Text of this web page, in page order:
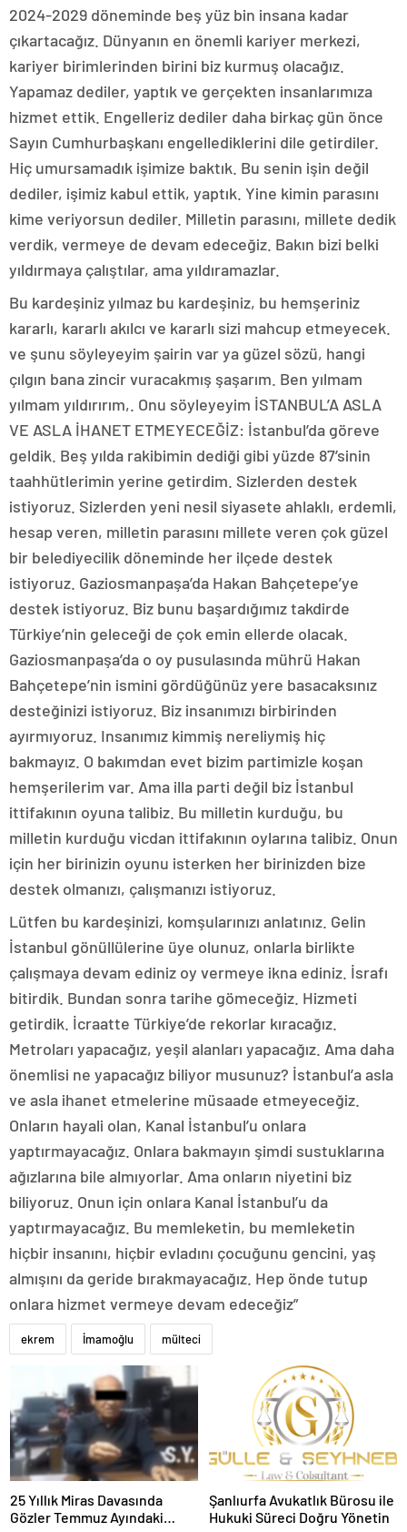
2024-2029 döneminde beş yüz bin insana kadar
çıkartacağız. Dünyanın en önemli kariyer merkezi,
kariyer birimlerinden birini biz kurmuş olacağız.
Yapamaz dediler, yaptık ve gerçekten insanlarımıza
hizmet ettik. Engelleriz dediler daha birkaç gün önce
Sayın Cumhurbaşkanı engellediklerini dile getirdiler.
Hiç umursamadık işimize baktık. Bu senin işin değil
dediler, işimiz kabul ettik, yaptık. Yine kimin parasını
kime veriyorsun dediler. Milletin parasını, millete dedik
verdik, vermeye de devam edeceğiz. Bakın bizi belki
yıldırmaya çalıştılar, ama yıldıramazlar.
Bu kardeşiniz yılmaz bu kardeşiniz, bu hemşeriniz
kararlı, kararlı akılcı ve kararlı sizi mahcup etmeyecek.
ve şunu söyleyeyim şairin var ya güzel sözü, hangi
çılgın bana zincir vuracakmış şaşarım. Ben yılmam
yılmam yıldırırım,. Onu söyleyeyim İSTANBUL’A ASLA
VE ASLA İHANET ETMEYECEĞİZ: İstanbul’da göreve
geldik. Beş yılda rakibimin dediği gibi yüzde 87’sinin
taahhütlerimin yerine getirdim. Sizlerden destek
istiyoruz. Sizlerden yeni nesil siyasete ahlaklı, erdemli,
hesap veren, milletin parasını millete veren çok güzel
bir belediyecilik döneminde her ilçede destek
istiyoruz. Gaziosmanpaşa’da Hakan Bahçetepe’ye
destek istiyoruz. Biz bunu başardığımız takdirde
Türkiye’nin geleceği de çok emin ellerde olacak.
Gaziosmanpaşa’da o oy pusulasında mührü Hakan
Bahçetepe’nin ismini gördüğünüz yere basacaksınız
desteğinizi istiyoruz. Biz insanımızı birbirinden
ayırmıyoruz. Insanımız kimmiş nereliymiş hiç
bakmayız. O bakımdan evet bizim partimizle koşan
hemşerilerim var. Ama illa parti değil biz İstanbul
ittifakının oyuna talibiz. Bu milletin kurduğu, bu
milletin kurduğu vicdan ittifakının oylarına talibiz. Onun
için her birinizin oyunu isterken her birinizden bize
destek olmanızı, çalışmanızı istiyoruz.
Lütfen bu kardeşinizi, komşularınızı anlatınız. Gelin
İstanbul gönüllülerine üye olunuz, onlarla birlikte
çalışmaya devam ediniz oy vermeye ikna ediniz. İsrafı
bitirdik. Bundan sonra tarihe gömeceğiz. Hizmeti
getirdik. İcraatte Türkiye’de rekorlar kıracağız.
Metroları yapacağız, yeşil alanları yapacağız. Ama daha
önemlisi ne yapacağız biliyor musunuz? İstanbul’a asla
ve asla ihanet etmelerine müsaade etmeyeceğiz.
Onların hayali olan, Kanal İstanbul’u onlara
yaptırmayacağız. Onlara bakmayın şimdi sustuklarına
ağızlarına bile almıyorlar. Ama onların niyetini biz
biliyoruz. Onun için onlara Kanal İstanbul’u da
yaptırmayacağız. Bu memleketin, bu memleketin
hiçbir insanını, hiçbir evladını çocuğunu gencini, yaş
almışını da geride bırakmayacağız. Hep önde tutup
onlara hizmet vermeye devam edeceğiz”
ekrem İmamoğlu mülteci
25 Yıllık Miras Davasında
Gözler Temmuz Ayındaki
Şanlıurfa Avukatlık Bürosu ile
Hukuki Süreci Doğru Yönetin